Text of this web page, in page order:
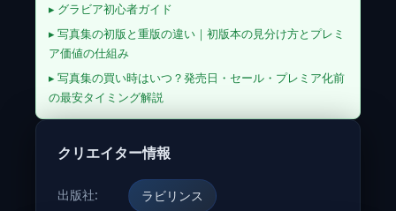
▸ グラビア初心者ガイド
▸ 写真集の初版と重版の違い｜初版本の見分け方とプレミ
ア価値の仕組み
▸ 写真集の買い時はいつ？発売日・セール・プレミア化前
の最安タイミング解説
クリエイター情報
出版社: ラビリンス